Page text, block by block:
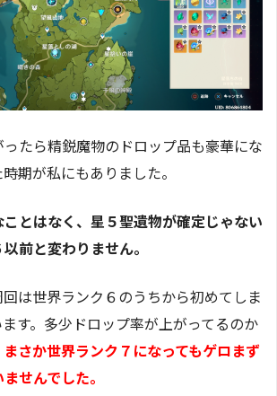
たら精鋭魔物のドロップ品も豪華にな
期が私にもありました。
とはなく、星５聖遺物が確定じゃない
前と変わりません。
は世界ランク６のうちから初めてしま
す。多少ドロップ率が上がってるのか
まさか世界ランク７になってもゲロまず
せんでした。